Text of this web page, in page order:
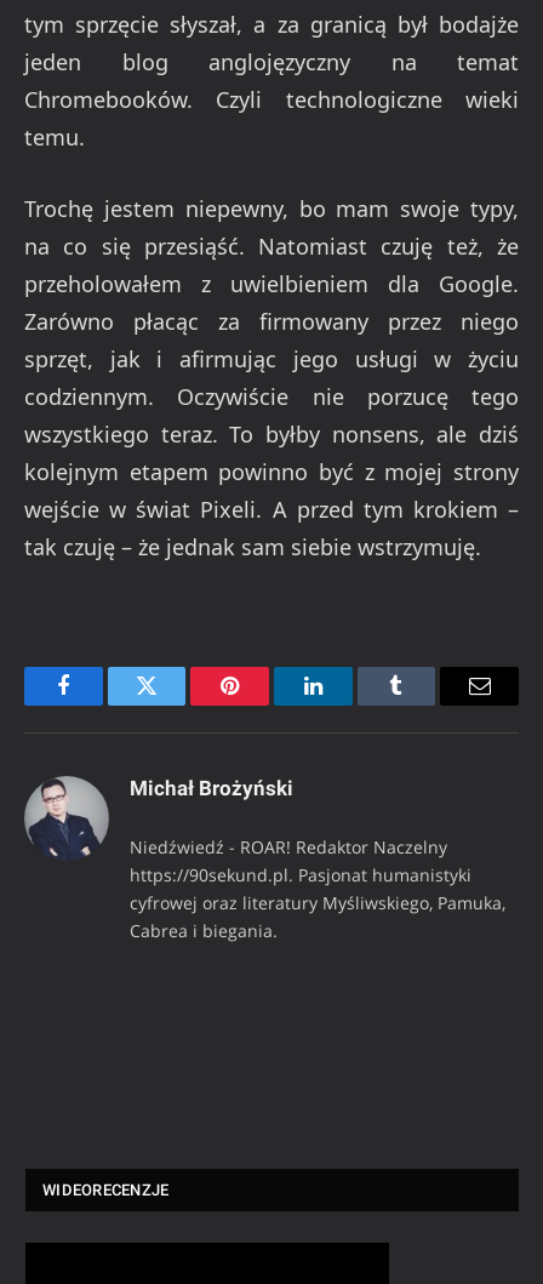
tym sprzęcie słyszał, a za granicą był bodajże
jeden blog anglojęzyczny na temat
Chromebooków. Czyli technologiczne wieki
temu.
Trochę jestem niepewny, bo mam swoje typy,
na co się przesiąść. Natomiast czuję też, że
przeholowałem z uwielbieniem dla Google.
Zarówno płacąc za firmowany przez niego
sprzęt, jak i afirmując jego usługi w życiu
codziennym. Oczywiście nie porzucę tego
wszystkiego teraz. To byłby nonsens, ale dziś
kolejnym etapem powinno być z mojej strony
wejście w świat Pixeli. A przed tym krokiem –
tak czuję – że jednak sam siebie wstrzymuję.
FacebookTwitter Pinterest LinkedInTumblr Email
Michał Brożyński
Niedźwiedź - ROAR! Redaktor Naczelny
https://90sekund.pl. Pasjonat humanistyki
cyfrowej oraz literatury Myśliwskiego, Pamuka,
Cabrea i biegania.
WIDEORECENZJE